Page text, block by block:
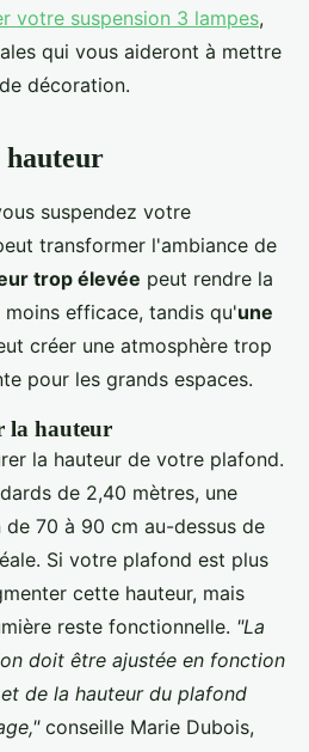
de lecture
votre suspension 3 lampes,
qui vous aideront à mettre
décoration.
hauteur
suspendez votre
transformer l'ambiance de
trop élevée peut rendre la
efficace, tandis qu'une
créer une atmosphère trop
pour les grands espaces.
la hauteur
la hauteur de votre plafond.
de 2,40 mètres, une
de 70 à 90 cm au-dessus de
Si votre plafond est plus
cette hauteur, mais
reste fonctionnelle. "La
doit être ajustée en fonction
de la hauteur du plafond
conseille Marie Dubois,